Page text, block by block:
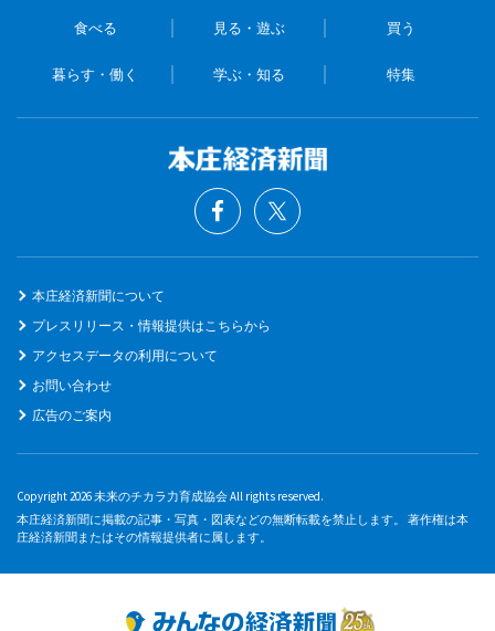
食べる 見る・遊ぶ 買う
暮らす・働く 学ぶ・知る 特集
本庄経済新聞について
プレスリリース・情報提供はこちらから
アクセスデータの利用について
お問い合わせ
広告のご案内
Copyright 2026 未来のチカラ力育成協会 All rights reserved.
本庄経済新聞に掲載の記事・写真・図表などの無断転載を禁止します。 著作権は本
庄経済新聞またはその情報提供者に属します。